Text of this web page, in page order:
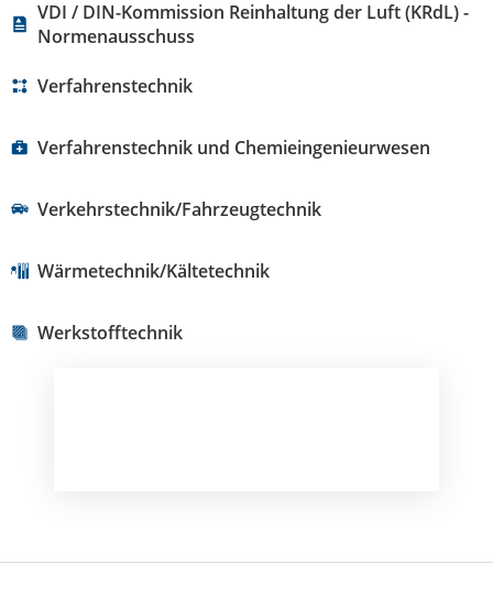
VDI / DIN-Kommission Reinhaltung der Luft (KRdL) -
Normenausschuss
Verfahrenstechnik
Verfahrenstechnik und Chemieingenieurwesen
Verkehrstechnik/Fahrzeugtechnik
Wärmetechnik/Kältetechnik
Werkstofftechnik